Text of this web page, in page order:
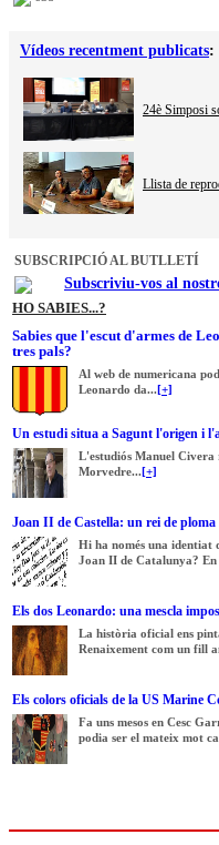
Vídeos recentment publicats:
24è Simposi
Llista de
SUBSCRIPCIÓ AL BUTLLETÍ
Subscriviu-vos al
HO SABIES...?
Sabies que l'escut d'armes de
tres pals?
Al web de numericana
Leonardo da... [+]
Un estudi situa a Sagunt l'origen i
L'estudiós Manuel Civera
Morvedre... [+]
Joan II de Castella: un rei de ploma
Hi ha només una identiat
Joan II de Catalunya? En
Els dos Leonardo: una mescla
La història oficial ens
Renaixement com un fill
Els colors oficials de la US Marine
Fa uns mesos en Cesc
podia ser el mateix mot